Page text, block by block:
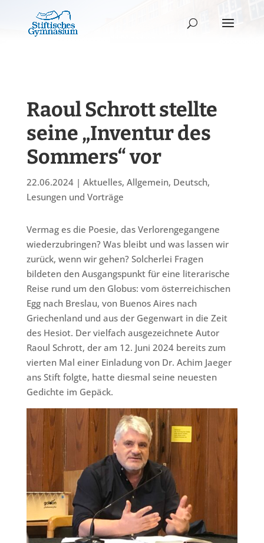
Raoul Schrott stellte
seine „Inventur des
Sommers“ vor
22.06.2024| Aktuelles, Allgemein, Deutsch,
Lesungen und Vorträge
Vermag es die Poesie, das Verlorengegangene
wiederzubringen? Was bleibt und was lassen wir
zurück, wenn wir gehen? Solcherlei Fragen
bildeten den Ausgangspunkt für eine literarische
Reise rund um den Globus: vom österreichischen
Egg nach Breslau, von Buenos Aires nach
Griechenland und aus der Gegenwart in die Zeit
des Hesiot. Der vielfach ausgezeichnete Autor
Raoul Schrott, der am 12. Juni 2024 bereits zum
vierten Mal einer Einladung von Dr. Achim Jaeger
ans Stift folgte, hatte diesmal seine neuesten
Gedichte im Gepäck.